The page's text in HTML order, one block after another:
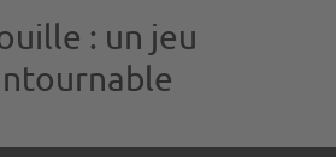
: un jeu